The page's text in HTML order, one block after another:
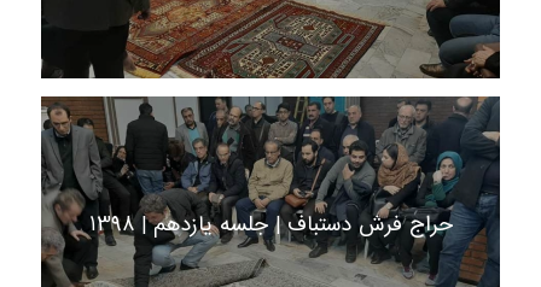
حراج فرش دستباف | جلسه یازدهم | 1398